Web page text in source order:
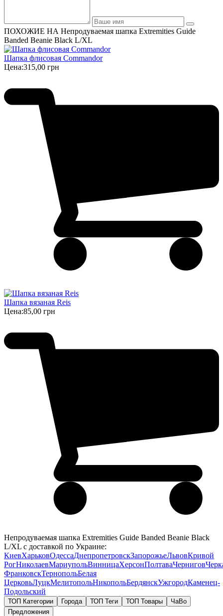
ПОХОЖИЕ НА Непродуваемая шапка Extremities Guide
Banded Beanie Black L/XL
Шапка флисовая Commandor
Цена:315,00 грн
Шапка вязаная Reis
Цена:85,00 грн
Непродуваемая шапка Extremities Guide Banded Beanie Black
L/XL с доставкой по Украине:
КиевХарьковОдессаДнепропетровскЗапорожьеЛьвовКривой
РогНиколаевМариупольВинницаХерсонПолтаваЧернигов
ФранковскТернопольБелая
ЦерковьЛуцкМелитопольНикопольБердянскУжгородКаменец-
Подольский
ТОП Категории Города ТОП Теги ТОП Товары
ЧаВо
Предложения